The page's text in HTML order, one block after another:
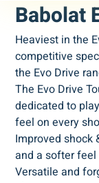
Babolat
Heaviest in the
competitive
the Evo Drive
The Evo Drive
dedicated to
feel on every
Improved shock
and a softer
Versatile and